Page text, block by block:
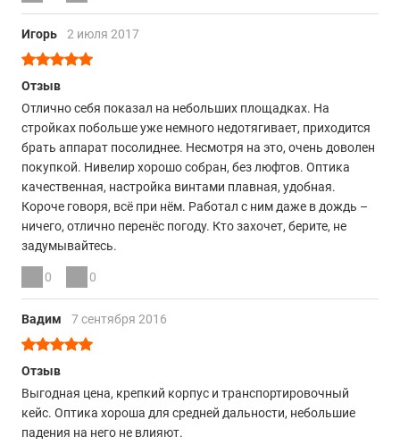
Игорь 2 июля 2017
Отзыв
Отлично себя показал на небольших площадках. На
стройках побольше уже немного недотягивает, приходится
брать аппарат посолиднее. Несмотря на это, очень доволен
покупкой. Нивелир хорошо собран, без люфтов. Оптика
качественная, настройка винтами плавная, удобная.
Короче говоря, всё при нём. Работал с ним даже в дождь –
ничего, отлично перенёс погоду. Кто захочет, берите, не
задумывайтесь.
0 0
Вадим 7 сентября 2016
Отзыв
Выгодная цена, крепкий корпус и транспортировочный
кейс. Оптика хороша для средней дальности, небольшие
падения на него не влияют.